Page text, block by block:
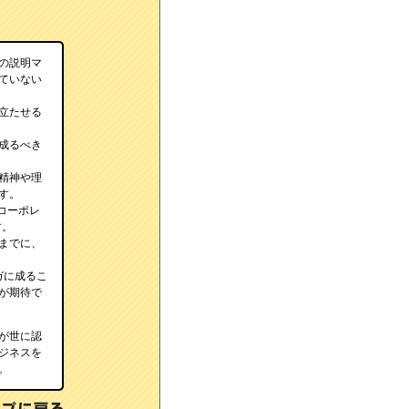
説明マ
いない
たせる
るべき
神や理
。
ーポレ
に、
成るこ
期待で
世に認
ネスを